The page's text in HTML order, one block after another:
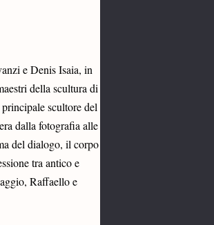
e Denis Isaia, in
della scultura di
scultore del
dalla fotografia alle
del dialogo, il corpo
tra antico e
Raffaello e